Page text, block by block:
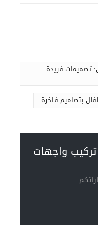
تصميمات فريدة
بتصاميم فاخرة
واجهات